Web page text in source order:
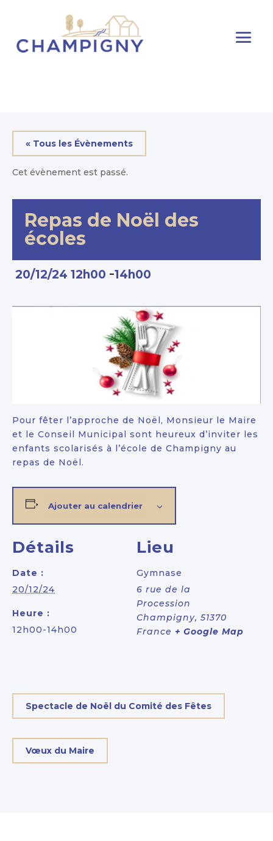
« Tous les Évènements
Cet évènement est passé.
Repas de Noël des
écoles
20/12/24 12h00 -14h00
Pour fêter l’approche de Noël, Monsieur le Maire
et le Conseil Municipal sont heureux d’inviter les
enfants scolarisés à l’école de Champigny au
repas de Noël.
Ajouter au calendrier
Détails
Date :
20/12/24
Heure :
12h00-14h00
Lieu
Gymnase
6 rue de la
Procession
Champigny, 51370
France + Google Map
Spectacle de Noël du Comité des Fêtes
Vœux du Maire